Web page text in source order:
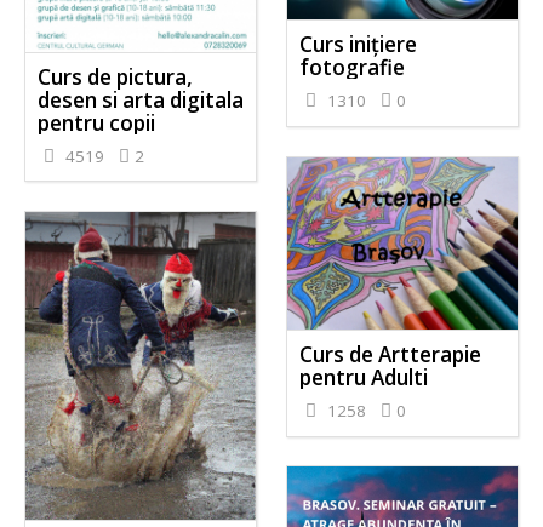
Curs de pictura,
desen si arta digitala
pentru copii
4519 2
Curs inițiere
fotografie
1310 0
Curs de Artterapie
pentru Adulti
1258 0